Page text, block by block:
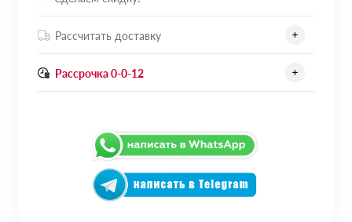
Рассчитать доставку
Рассрочка 0-0-12